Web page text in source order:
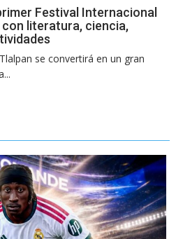
Festival Internacional
literatura, ciencia,
se convertirá en un gran